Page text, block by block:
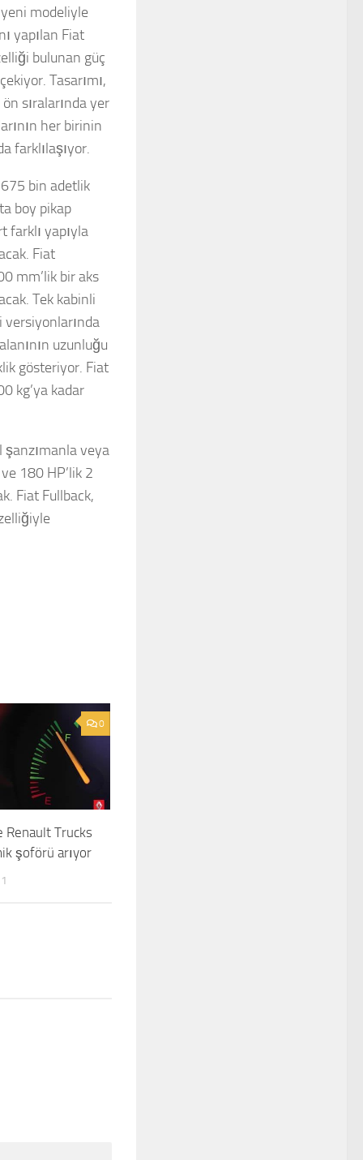
yeni modeliyle
yapılan Fiat
bulunan güç
Tasarımı,
sıralarında yer
her birinin
farklılaşıyor.
bin adetlik
boy pikap
farklı yapıyla
Fiat
mm’lik bir aks
Tek kabinli
versiyonlarında
uzunluğu
gösteriyor. Fiat
kg’ya kadar
şanzımanla veya
180 HP’lik 2
Fiat Fullback,
0
Renault Trucks
şoförü arıyor